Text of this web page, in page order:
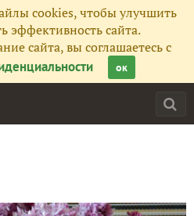
cookies, чтобы улучшить
эффективность сайта.
сайта, вы соглашаетесь с
ок